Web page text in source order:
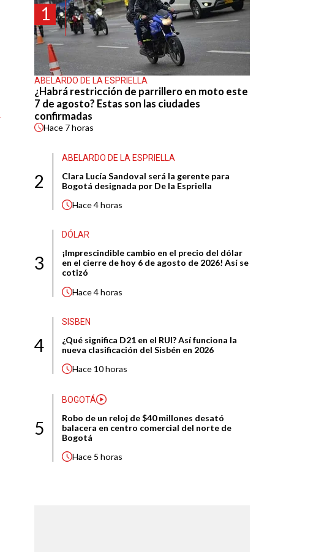
1
ABELARDO DE LA ESPRIELLA
¿Habrá restricción de parrillero en moto este
7 de agosto? Estas son las ciudades
confirmadas
Hace 7 horas
2
ABELARDO DE LA ESPRIELLA
Clara Lucía Sandoval será la gerente para
Bogotá designada por De la Espriella
Hace4 horas
3
DÓLAR
¡Imprescindible cambio en el precio del dólar
en el cierre de hoy 6 de agosto de 2026! Así se
cotizó
Hace4 horas
4
SISBEN
¿Qué significa D21 en el RUI? Así funciona la
nueva clasificación del Sisbén en 2026
Hace 10 horas
5
BOGOTÁ
Robo de un reloj de $40 millones desató
balacera en centro comercial del norte de
Bogotá
Hace 5 horas